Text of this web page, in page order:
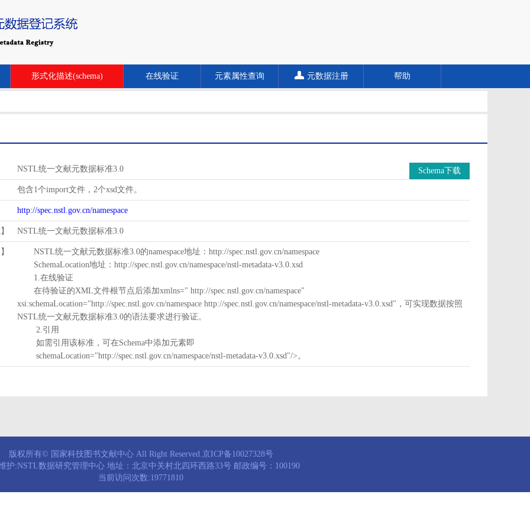
形式化描述(schema) 在线验证 元素属性查询 元数据注册 帮助
NSTL统一文献元数据标准3.0 Schema下载
包含1个import文件，2个xsd文件。
http://spec.nstl.gov.cn/namespace
NSTL统一文献元数据标准3.0
NSTL统一文献元数据标准3.0的namespace地址：http://spec.nstl.gov.cn/namespace
SchemaLocation地址：http://spec.nstl.gov.cn/namespace/nstl-metadata-v3.0.xsd
1.在线验证
在待验证的XML文件根节点后添加xmlns=" http://spec.nstl.gov.cn/namespace"
xsi:schemaLocation="http://spec.nstl.gov.cn/namespace http://spec.nstl.gov.cn/namespace/nstl-metadata-v3.0.xsd"，可实现数据按照
NSTL统一文献元数据标准3.0的语法要求进行验证。
2.引用
如需引用该标准，可在Schema中添加元素即
schemaLocation="http://spec.nstl.gov.cn/namespace/nstl-metadata-v3.0.xsd"/>。
版权所有© 国家科技图书文献中心 All Right Reserved.京ICP备10027328号
护:NSTL数据研究管理中心 地址：北京中关村北四环西路33号 邮政编号：100190
当前访问次数:19771810